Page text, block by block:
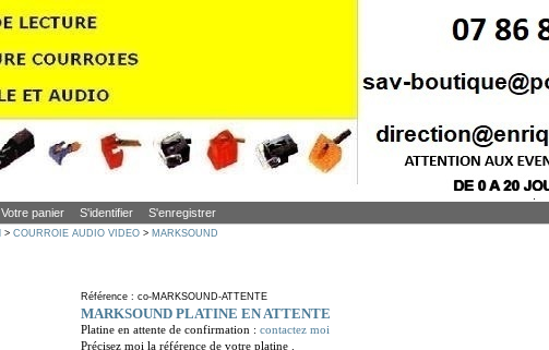
Votre panier S'identifier S'enregistrer
> COURROIE AUDIO VIDEO > MARKSOUND
Référence : co-MARKSOUND-ATTENTE
MARKSOUND PLATINE EN ATTENTE
Platine en attente de confirmation : contactez moi
Précisez moi la référence de votre platine .